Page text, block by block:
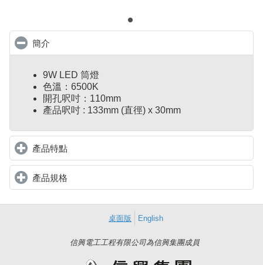
簡介
9W LED 筒燈
色溫：6500K
開孔呎吋：110mm
產品呎吋 : 133mm (直徑) x 30mm
產品特點click to expand contents
產品規格
桌面版 English
信興電工工程有限公司為信興集團成員